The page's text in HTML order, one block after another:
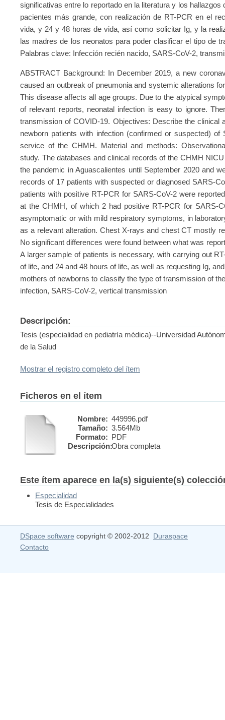
significativas entre lo reportado en la literatura y los
pacientes más grande, con realización de RT-PCR en el
vida, y 24 y 48 horas de vida, así como solicitar Ig, y la
las madres de los neonatos para poder clasificar el tipo de
Palabras clave: Infección recién nacido, SARS-CoV-2,
ABSTRACT Background: In December 2019, a new
caused an outbreak of pneumonia and systemic alterations
This disease affects all age groups. Due to the atypical
of relevant reports, neonatal infection is easy to ignore.
transmission of COVID-19. Objectives: Describe the clinical
newborn patients with infection (confirmed or suspected) of
service of the CHMH. Material and methods:
study. The databases and clinical records of the CHMH
the pandemic in Aguascalientes until September 2020 and
records of 17 patients with suspected or diagnosed SARS-
patients with positive RT-PCR for SARS-CoV-2 were
at the CHMH, of which 2 had positive RT-PCR for SARS-
asymptomatic or with mild respiratory symptoms, in
as a relevant alteration. Chest X-rays and chest CT mostly
No significant differences were found between what was
A larger sample of patients is necessary, with carrying out
of life, and 24 and 48 hours of life, as well as requesting Ig,
mothers of newborns to classify the type of transmission of
infection, SARS-CoV-2, vertical transmission
Descripción:
Tesis (especialidad en pediatría médica)--Universidad
de la Salud
Mostrar el registro completo del ítem
Ficheros en el ítem
Nombre: 449996.pdf
Tamaño: 3.564Mb
Formato: PDF
Descripción:Obra completa
Este ítem aparece en la(s) siguiente(s)
Especialidad
Tesis de Especialidades
DSpace software copyright © 2002-2012 Duraspace
Contacto